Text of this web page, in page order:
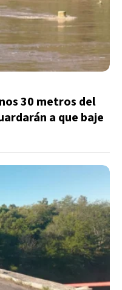
30 metros del
que baje